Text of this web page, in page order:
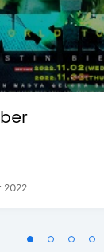
2022